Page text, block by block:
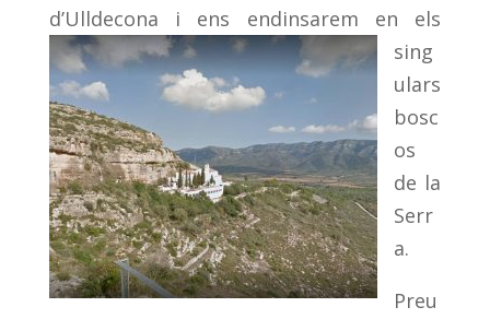
d’Ulldecona i ens endinsarem en els
sing
ulars
bosc
os
de la
Serr
a.
Preu